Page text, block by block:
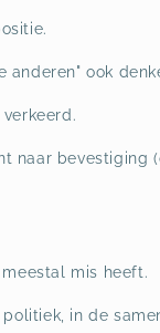
anderen" ook
naar bevestiging
mis heeft.
in de